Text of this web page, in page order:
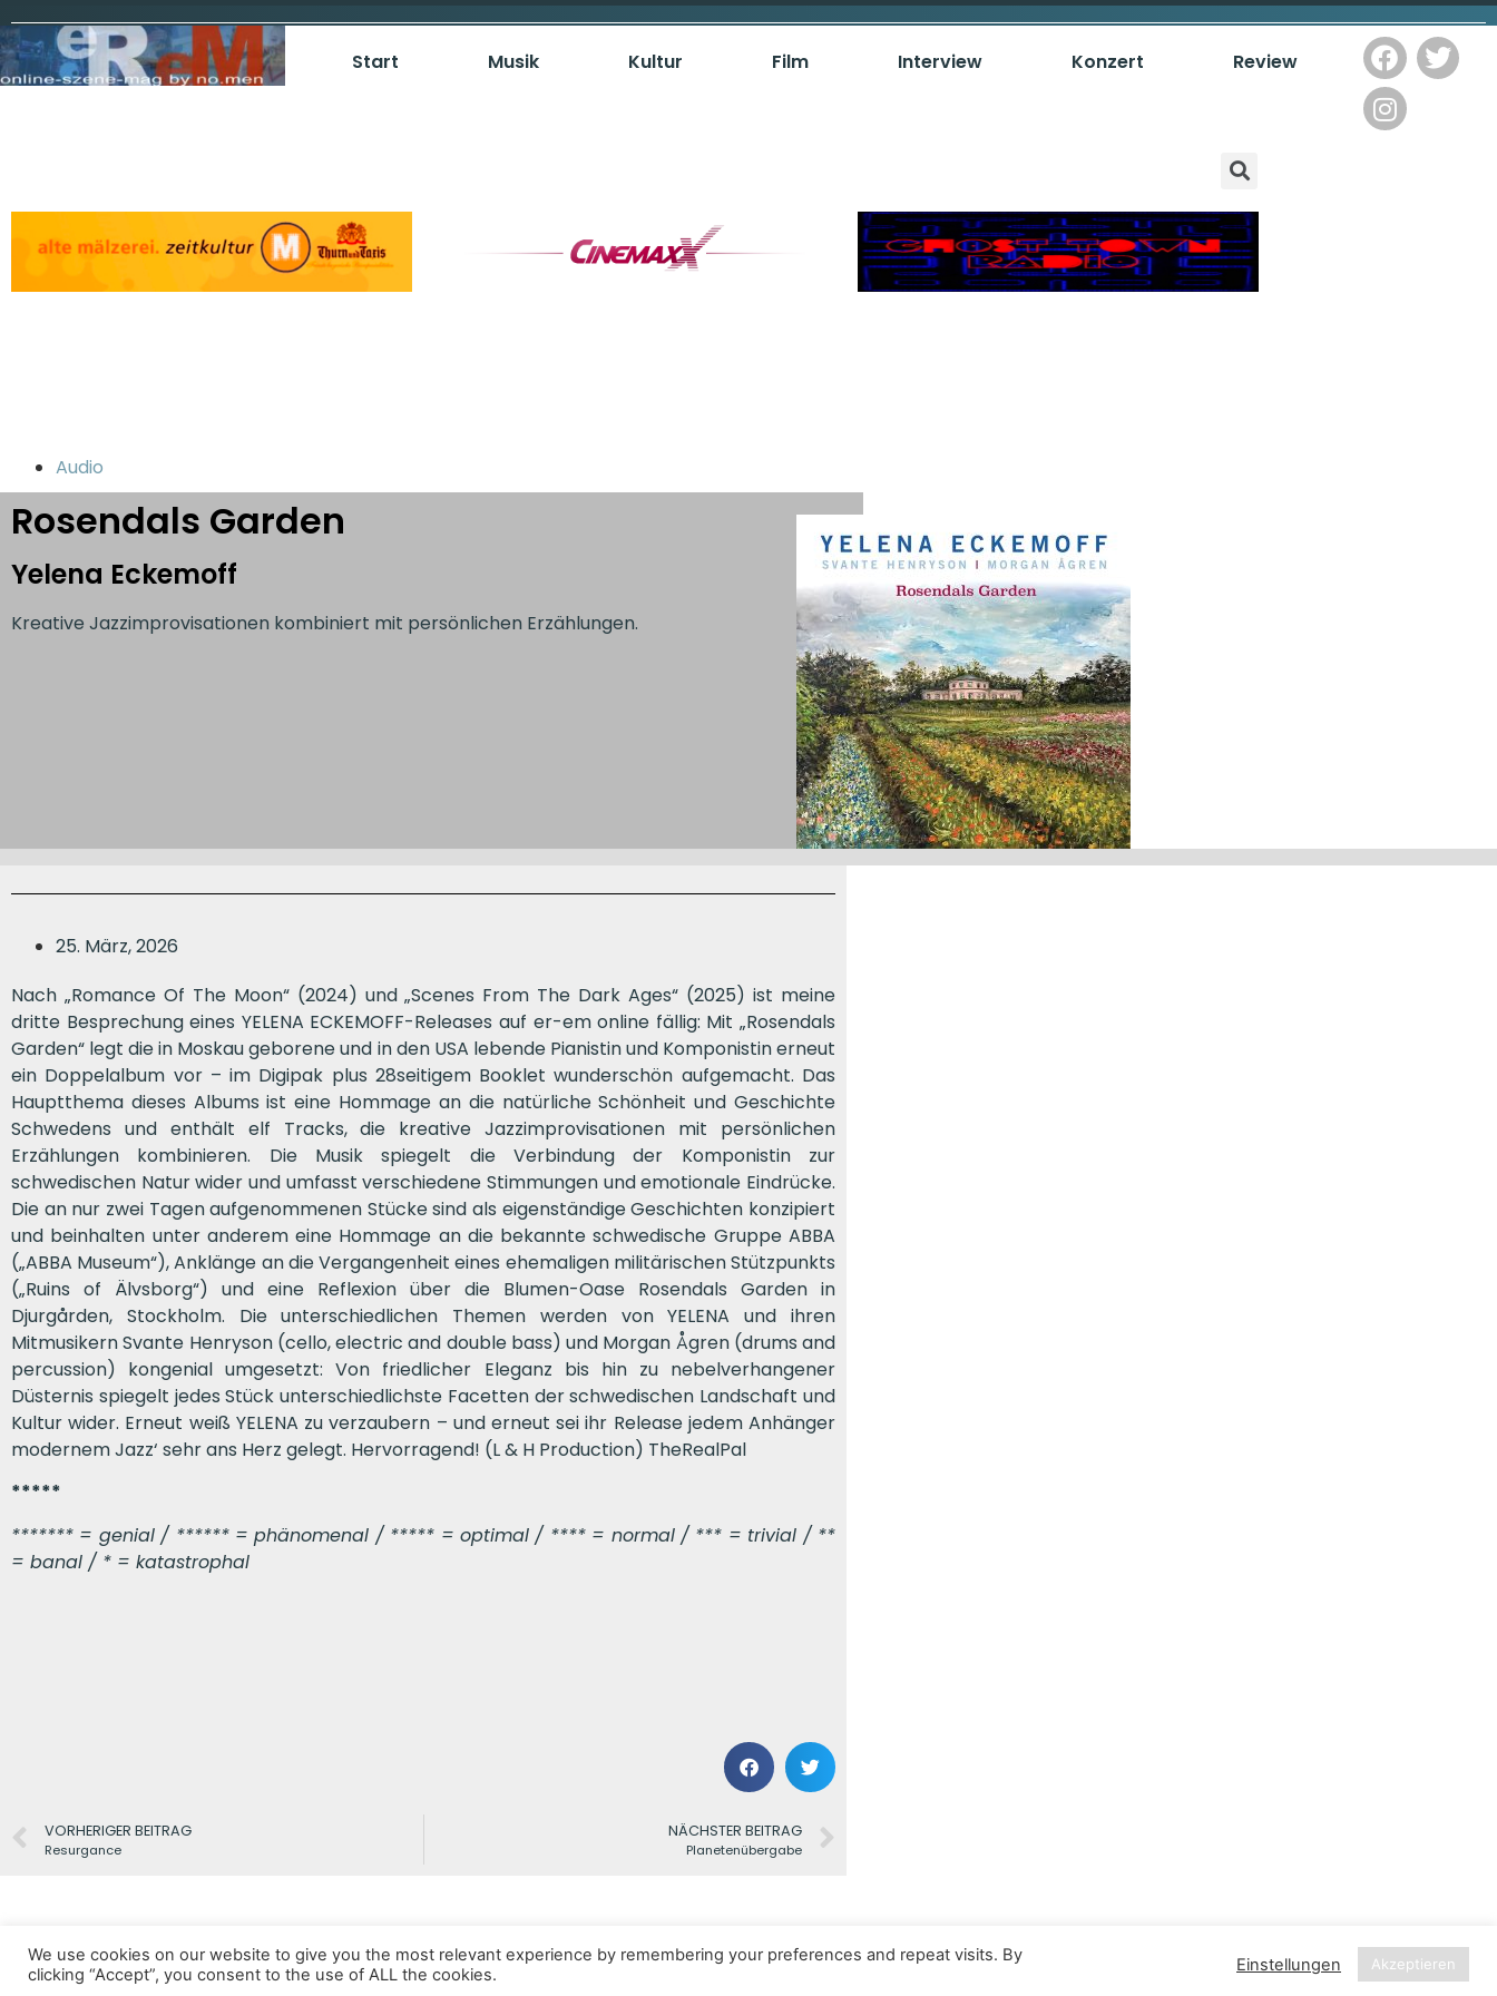
Start Musik Kultur Film Interview Konzert Review
Audio
Rosendals Garden
Yelena Eckemoff
Kreative Jazzimprovisationen kombiniert mit persönlichen Erzählungen.
25. März, 2026
Nach „Romance Of The Moon“ (2024) und „Scenes From The Dark Ages“ (2025) ist meine
dritte Besprechung eines YELENA ECKEMOFF-Releases auf er-em online fällig: Mit „Rosendals
Garden“ legt die in Moskau geborene und in den USA lebende Pianistin und Komponistin erneut
ein Doppelalbum vor – im Digipak plus 28seitigem Booklet wunderschön aufgemacht. Das
Hauptthema dieses Albums ist eine Hommage an die natürliche Schönheit und Geschichte
Schwedens und enthält elf Tracks, die kreative Jazzimprovisationen mit persönlichen
Erzählungen kombinieren. Die Musik spiegelt die Verbindung der Komponistin zur
schwedischen Natur wider und umfasst verschiedene Stimmungen und emotionale Eindrücke.
Die an nur zwei Tagen aufgenommenen Stücke sind als eigenständige Geschichten konzipiert
und beinhalten unter anderem eine Hommage an die bekannte schwedische Gruppe ABBA
(„ABBA Museum“), Anklänge an die Vergangenheit eines ehemaligen militärischen Stützpunkts
(„Ruins of Älvsborg“) und eine Reflexion über die Blumen-Oase Rosendals Garden in
Djurgården, Stockholm. Die unterschiedlichen Themen werden von YELENA und ihren
Mitmusikern Svante Henryson (cello, electric and double bass) und Morgan Ågren (drums and
percussion) kongenial umgesetzt: Von friedlicher Eleganz bis hin zu nebelverhangener
Düsternis spiegelt jedes Stück unterschiedlichste Facetten der schwedischen Landschaft und
Kultur wider. Erneut weiß YELENA zu verzaubern – und erneut sei ihr Release jedem Anhänger
modernem Jazz‘ sehr ans Herz gelegt. Hervorragend! (L & H Production) TheRealPal
*****
******* = genial / ****** = phänomenal / ***** = optimal / **** = normal / *** = trivial / **
= banal / * = katastrophal
VORHERIGER BEITRAG
Resurgance
NÄCHSTER BEITRAG
Planetenübergabe
We use cookies on our website to give you the most relevant experience by remembering your preferences and repeat visits. By
clicking “Accept”, you consent to the use of ALL the cookies.
Einstellungen Akzeptieren